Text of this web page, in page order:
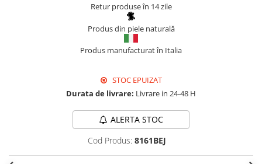
Retur produse în 14 zile
Produs din piele naturală
Produs manufacturat în Italia
STOC EPUIZAT
Durata de livrare: Livrare in 24-48 H
ALERTA STOC
Cod Produs: 8161BEJ